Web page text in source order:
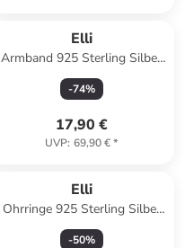
Elli
Armband 925 Sterling Silber
Herz in Silber
-74%
17,90 €
UVP: 69,90 €*
Elli
Ohrringe 925 Sterling Silber
Geo, Kreis in Gold
-50%